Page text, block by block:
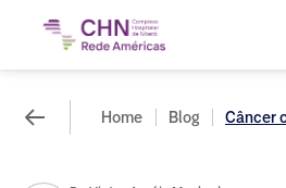
Home Blog Câncer